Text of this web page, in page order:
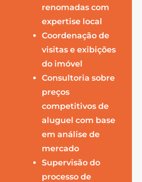
renomadas com
expertise local
Coordenação de
visitas e exibições
do imóvel
Consultoria sobre
preços
competitivos de
aluguel com base
em análise de
mercado
Supervisão do
processo de